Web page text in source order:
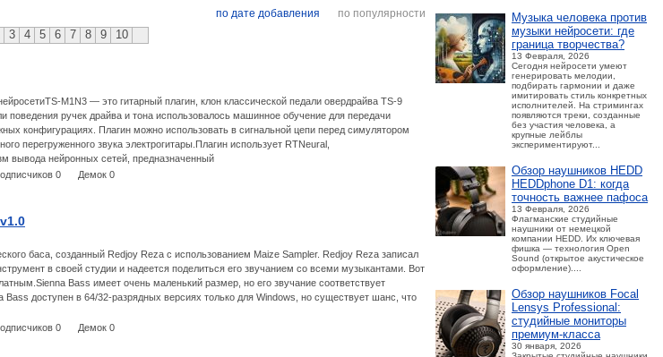
Музыка человека против
музыки нейросети: где
граница творчества?
13 Февраля, 2026
Сегодня нейросети умеют
генерировать мелодии,
подбирать гармонии и даже
имитировать стиль конкретных
исполнителей. На стримингах
появляются треки, созданные
без участия человека, а
крупные лейблы
экспериментируют...
Обзор наушников HEDD
HEDDphone D1: когда
точность важнее пафоса
13 Февраля, 2026
Флагманские студийные
наушники от немецкой
компании HEDD. Их ключевая
фишка — технология Open
Sound (открытое акустическое
оформление)....
Обзор наушников Focal
Lensys Professional:
студийные мониторы
премиум‑класса
30 января, 2026
по популярности
по дате добавления
3 4 5 6 7 8 9 10
M1N3 — это гитарный плагин, клон классической педали овердрайва TS-9
поведения ручек драйва и тона использовалось машинное обучение для передачи
конфигурациях. Плагин можно использовать в сигнальной цепи перед симулятором
перегруженного звука электрогитары.Плагин использует RTNeural,
вывода нейронных сетей, предназначенный
0 Демок 0
баса, созданный Redjoy Reza с использованием Maize Sampler. Redjoy Reza записал
в своей студии и надеется поделиться его звучанием со всеми музыкантами. Вот
Bass имеет очень маленький размер, но его звучание соответствует
Bass доступен в 64/32-разрядных версиях только для Windows, но существует шанс, что
0 Демок 0